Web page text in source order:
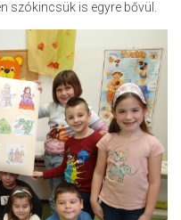
szókincsük is egyre bővül.